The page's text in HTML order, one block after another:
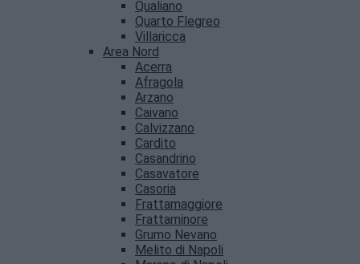
Qualiano
Quarto Flegreo
Villaricca
Area Nord
Acerra
Afragola
Arzano
Caivano
Calvizzano
Cardito
Casandrino
Casavatore
Casoria
Frattamaggiore
Frattaminore
Grumo Nevano
Melito di Napoli